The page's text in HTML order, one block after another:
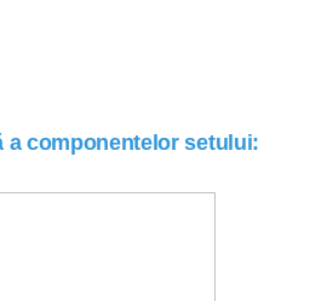
a componentelor setului: